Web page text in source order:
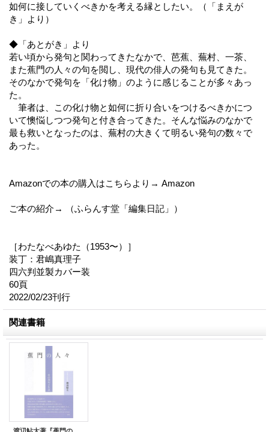
如何に接していくべきかを考える縁としたい。（「まえが
き」より）
◆「あとがき」より
若い頃から発句と関わってきたなかで、芭蕉、蕪村、一茶、
また蕉門の人々の句を閲し、現代の俳人の発句も見てきた。
そのなかで発句を「化け物」のように感じることが多々あっ
た。
筆者は、この化け物と如何に折り合いをつけるべきかにつ
いて懊悩しつつ発句と付き合ってきた。そんな悩みのなかで
最も救いとなったのは、蕪村の大きくて明るい発句の数々で
あった。
Amazonでの本の購入はこちらより→ Amazon
ご本の紹介→ （ふらんす堂「編集日記」）
［わたなべあゆた（1953〜）］
装丁：君嶋真理子
四六判並製カバー装
60頁
2022/02/23刊行
関連書籍